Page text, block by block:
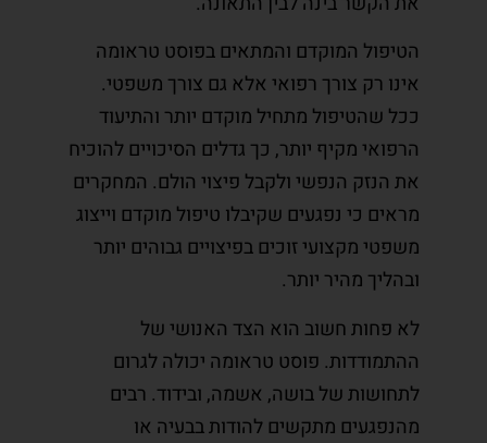
הטיפול המוקדם והמתאים בפוסט טראומה
אינו רק צורך רפואי אלא גם צורך משפטי.
ככל שהטיפול מתחיל מוקדם יותר והתיעוד
הרפואי מקיף יותר, כך גדלים הסיכויים להוכיח
את הנזק הנפשי ולקבל פיצוי הולם. המחקרים
מראים כי נפגעים שקיבלו טיפול מוקדם וייצוג
משפטי מקצועי זוכים בפיצויים גבוהים יותר
ובהליך מהיר יותר.
לא פחות חשוב הוא הצד האנושי של
ההתמודדות. פוסט טראומה יכולה לגרום
לתחושות של בושה, אשמה, ובידוד. רבים
מהנפגעים מתקשים להודות בבעיה או